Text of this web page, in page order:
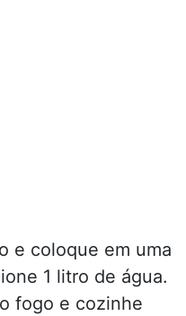
e coloque em uma
1 litro de água.
fogo e cozinhe